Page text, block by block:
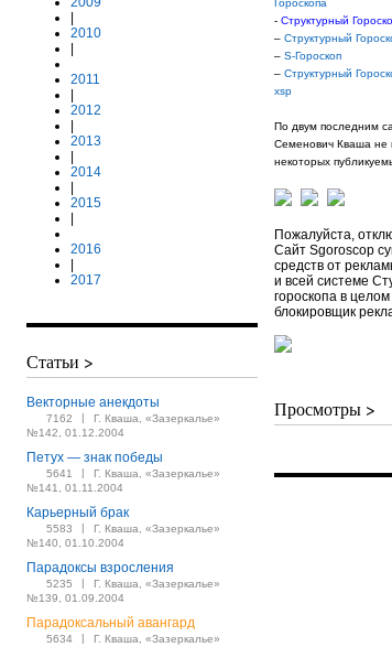
2010
2011
2012
2013
2014
2015
2016
2017
Статьи >
Векторные анекдоты
7162 |
Г. Кваша, «Зазеркалье»
№142, 01.12.2004
Петух — знак победы
5641 |
Г. Кваша, «Зазеркалье»
№141, 01.11.2004
Карьерный брак
5583 |
Г. Кваша, «Зазеркалье»
№140, 01.10.2004
Парадоксы взросления
5235 |
Г. Кваша, «Зазеркалье»
№139, 01.09.2004
Парадоксальный авангард
5634 |
Г. Кваша, «Зазеркалье»
Гороскопа
- Структурный
– Структурный
– S-Гороскоп
– Структурный
xsp
По двум последним
Семенович Кваша не
некоторых
Пожалуйста,
Сайт Sgoroscop
средств от
и всей системе
гороскопа в
блокировщик
Просмотры >